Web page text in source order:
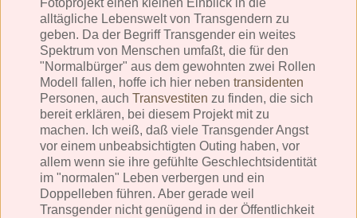
Fotoprojekt einen kleinen Einblick in die
alltägliche Lebenswelt von Transgendern zu
geben. Da der Begriff Transgender ein weites
Spektrum von Menschen umfaßt, die für den
"Normalbürger" aus dem gewohnten zwei Rollen
Modell fallen, hoffe ich hier neben transidenten
Personen, auch Transvestiten zu finden, die sich
bereit erklären, bei diesem Projekt mit zu
machen. Ich weiß, daß viele Transgender Angst
vor einem unbeabsichtigten Outing haben, vor
allem wenn sie ihre gefühlte Geschlechtsidentität
im "normalen" Leben verbergen und ein
Doppelleben führen. Aber gerade weil
Transgender nicht genügend in der Öffentlichkeit